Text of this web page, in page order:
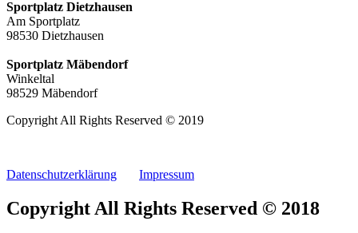
Sportplatz Dietzhausen
Am Sportplatz
98530 Dietzhausen
Sportplatz Mäbendorf
Winkeltal
98529 Mäbendorf
Copyright All Rights Reserved © 2019
Datenschutzerklärung Impressum
Copyright All Rights Reserved © 2018